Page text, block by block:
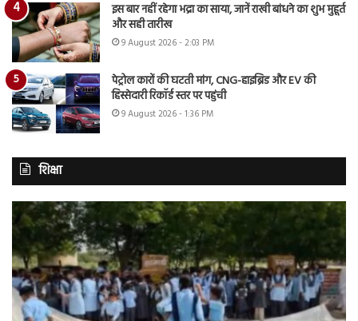
इस बार नहीं रहेगा भद्रा का साया, जानें राखी बांधने का शुभ मुहूर्त
और सही तारीख
9 August 2026 - 2:03 PM
पेट्रोल कारों की घटती मांग, CNG-हाइब्रिड और EV की
हिस्सेदारी रिकॉर्ड स्तर पर पहुंची
9 August 2026 - 1:36 PM
शिक्षा